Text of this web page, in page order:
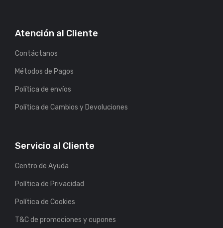
Atención al Cliente
Contáctanos
Métodos de Pagos
Política de envíos
Política de Cambios y Devoluciones
Servicio al Cliente
Centro de Ayuda
Política de Privacidad
Política de Cookies
T&C de promociones y cupones